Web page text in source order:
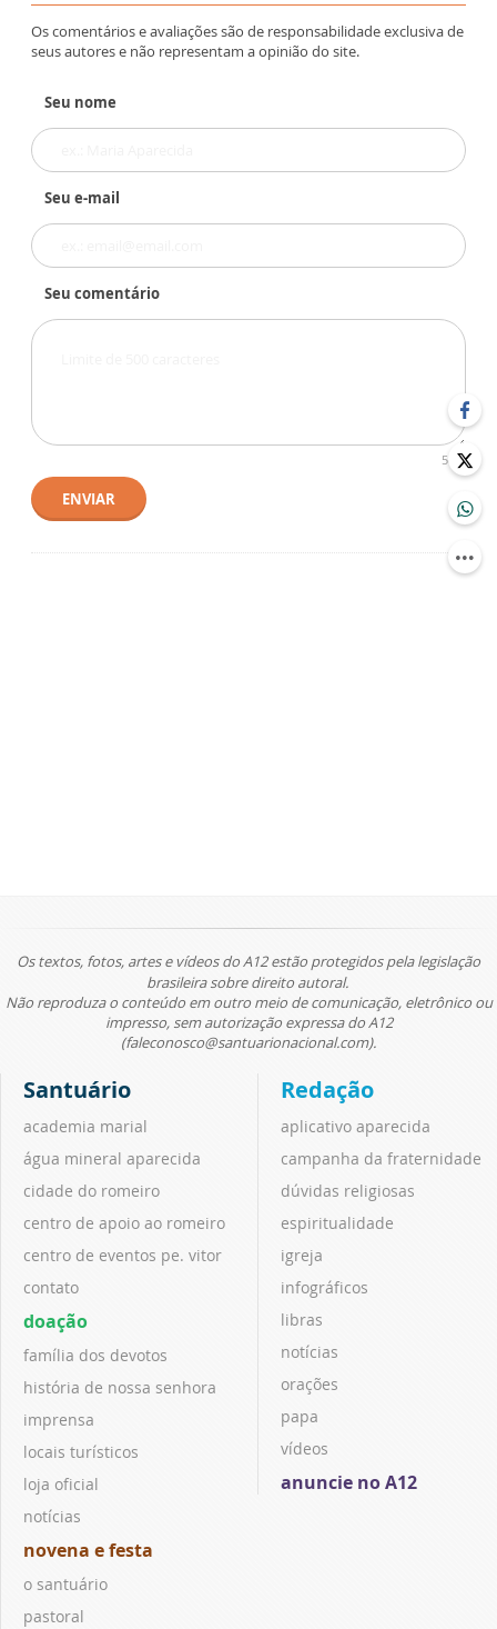
Os comentários e avaliações são de responsabilidade exclusiva de
seus autores e não representam a opinião do site.
Seu nome
Seu e-mail
Seu comentário
500
ENVIAR
Os textos, fotos, artes e vídeos do A12 estão protegidos pela legislação
brasileira sobre direito autoral.
Não reproduza o conteúdo em outro meio de comunicação, eletrônico ou
impresso, sem autorização expressa do A12
(faleconosco@santuarionacional.com).
Santuário
academia marial
água mineral aparecida
cidade do romeiro
centro de apoio ao romeiro
centro de eventos pe. vitor
contato
doação
família dos devotos
história de nossa senhora
imprensa
locais turísticos
loja oficial
notícias
novena e festa
o santuário
pastoral
Redação
aplicativo aparecida
campanha da fraternidade
dúvidas religiosas
espiritualidade
igreja
infográficos
libras
notícias
orações
papa
vídeos
anuncie no A12